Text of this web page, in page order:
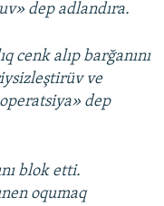
dep adlandıra.
cenk alıp barğanını
ve
dep
blok etti.
oqumaq